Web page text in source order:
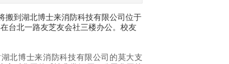
搬到湖北博士来消防科技有限公司位于
台北一路友芝友会社三楼办公。校友
北博士来消防科技有限公司的莫大支